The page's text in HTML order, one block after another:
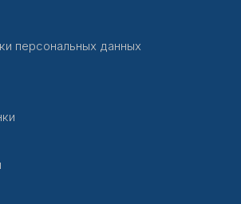
персональных данных